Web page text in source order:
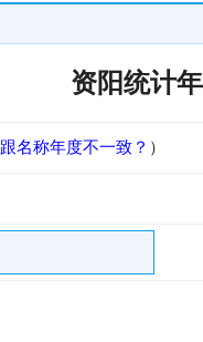
资阳统计
名称年度不一致？ ）